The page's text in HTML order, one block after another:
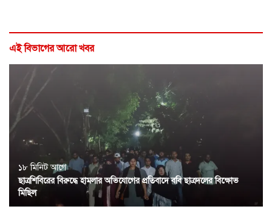
এই বিভাগের আরো খবর
১৮ মিনিট আগে
ছাত্রশিবিরের বিরুদ্ধে হামলার অভিযোগের প্রতিবাদে ববি ছাত্রদলের বিক্ষোভ
মিছিল